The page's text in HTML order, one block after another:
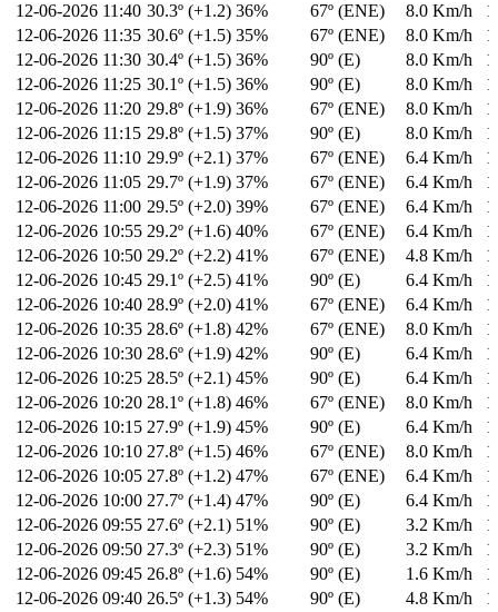
12-06-2026 11:40 30.3º (+1.2) 36% 67º (ENE) 8.0 Km/h
12-06-2026 11:35 30.6º (+1.5) 35% 67º (ENE) 8.0 Km/h
12-06-2026 11:30 30.4º (+1.5) 36% 90º (E) 8.0 Km/h
12-06-2026 11:25 30.1º (+1.5) 36% 90º (E) 8.0 Km/h
12-06-2026 11:20 29.8º (+1.9) 36% 67º (ENE) 8.0 Km/h
12-06-2026 11:15 29.8º (+1.5) 37% 90º (E) 8.0 Km/h
12-06-2026 11:10 29.9º (+2.1) 37% 67º (ENE) 6.4 Km/h
12-06-2026 11:05 29.7º (+1.9) 37% 67º (ENE) 6.4 Km/h
12-06-2026 11:00 29.5º (+2.0) 39% 67º (ENE) 6.4 Km/h
12-06-2026 10:55 29.2º (+1.6) 40% 67º (ENE) 6.4 Km/h
12-06-2026 10:50 29.2º (+2.2) 41% 67º (ENE) 4.8 Km/h
12-06-2026 10:45 29.1º (+2.5) 41% 90º (E) 6.4 Km/h
12-06-2026 10:40 28.9º (+2.0) 41% 67º (ENE) 6.4 Km/h
12-06-2026 10:35 28.6º (+1.8) 42% 67º (ENE) 8.0 Km/h
12-06-2026 10:30 28.6º (+1.9) 42% 90º (E) 6.4 Km/h
12-06-2026 10:25 28.5º (+2.1) 45% 90º (E) 6.4 Km/h
12-06-2026 10:20 28.1º (+1.8) 46% 67º (ENE) 8.0 Km/h
12-06-2026 10:15 27.9º (+1.9) 45% 90º (E) 6.4 Km/h
12-06-2026 10:10 27.8º (+1.5) 46% 67º (ENE) 8.0 Km/h
12-06-2026 10:05 27.8º (+1.2) 47% 67º (ENE) 6.4 Km/h
12-06-2026 10:00 27.7º (+1.4) 47% 90º (E) 6.4 Km/h
12-06-2026 09:55 27.6º (+2.1) 51% 90º (E) 3.2 Km/h
12-06-2026 09:50 27.3º (+2.3) 51% 90º (E) 3.2 Km/h
12-06-2026 09:45 26.8º (+1.6) 54% 90º (E) 1.6 Km/h
12-06-2026 09:40 26.5º (+1.3) 54% 90º (E) 4.8 Km/h